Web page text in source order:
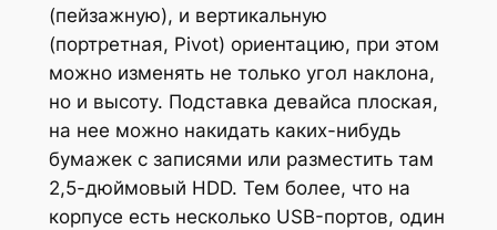
(пейзажную), и вертикальную
(портретная, Pivot) ориентацию, при этом
можно изменять не только угол наклона,
но и высоту. Подставка девайса плоская,
на нее можно накидать каких-нибудь
бумажек с записями или разместить там
2,5-дюймовый HDD. Тем более, что на
корпусе есть несколько USB-портов, один